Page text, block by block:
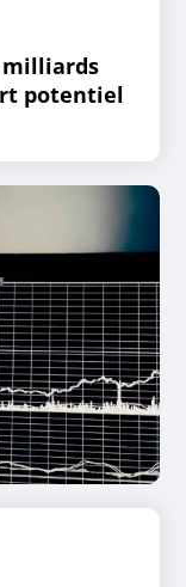
milliards
potentiel